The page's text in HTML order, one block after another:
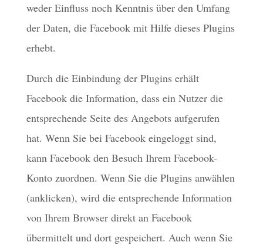
weder Einfluss noch Kenntnis über den Umfang
der Daten, die Facebook mit Hilfe dieses Plugins
erhebt.
Durch die Einbindung der Plugins erhält
Facebook die Information, dass ein Nutzer die
entsprechende Seite des Angebots aufgerufen
hat. Wenn Sie bei Facebook eingeloggt sind,
kann Facebook den Besuch Ihrem Facebook-
Konto zuordnen. Wenn Sie die Plugins anwählen
(anklicken), wird die entsprechende Information
von Ihrem Browser direkt an Facebook
übermittelt und dort gespeichert. Auch wenn Sie